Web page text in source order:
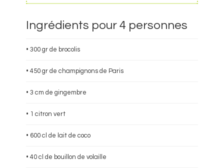
Ingrédients pour 4 personnes
• 300 gr de brocolis
• 450 gr de champignons de Paris
• 3 cm de gingembre
• 1 citron vert
• 600 cl de lait de coco
• 40 cl de bouillon de volaille